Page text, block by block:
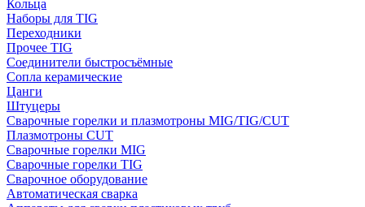
Кольца
Наборы для TIG
Переходники
Прочее TIG
Соединители быстросъёмные
Сопла керамические
Цанги
Штуцеры
Сварочные горелки и плазмотроны MIG/TIG/CUT
Плазмотроны CUT
Сварочные горелки MIG
Сварочные горелки TIG
Сварочное оборудование
Автоматическая сварка